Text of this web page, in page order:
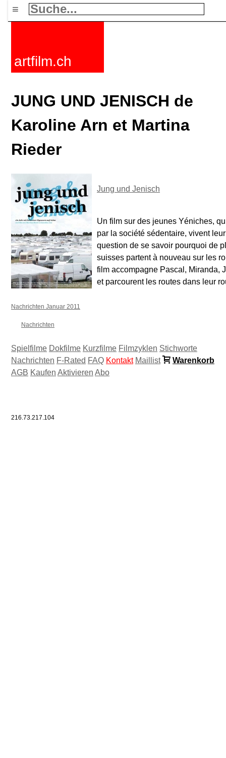
≡
artfilm.ch
JUNG UND JENISCH de
Karoline Arn et Martina
Rieder
Jung und Jenisch
Un film sur des jeunes Yéniches,
par la société sédentaire, vivent
question de se savoir pourquoi de
suisses partent à nouveau sur les
film accompagne Pascal, Miranda,
et parcourent les routes dans leur
Nachrichten Januar 2011
Nachrichten
Spielfilme Dokfilme Kurzfilme Filmzyklen Stichworte
Nachrichten F-Rated FAQ Kontakt Maillist
Warenkorb
AGB Kaufen Aktivieren Abo
216.73.217.104